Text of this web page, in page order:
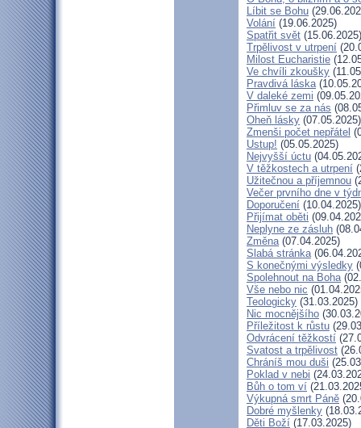
Líbit se Bohu
Volání (19.06.2025)
Spatřit svět (15.06.2025)
Trpělivost v utrpení
Milost Eucharistie
Ve chvíli zkoušky
Pravdivá láska
V daleké zemi
Přimluv se za nás
Oheň lásky (07.05.2025)
Zmenši počet nepřátel
Ustup! (05.05.2025)
Nejvyšší úctu
V těžkostech a utrpení
Užitečnou a příjemnou
Večer prvního dne v
Doporučení (10.04.2025)
Přijímat oběti
Neplyne ze zásluh
Změna(07.04.2025)
Slabá stránka
S konečnými výsledky
Spolehnout na Boha
Vše nebo nic
Teologicky (31.03.2025)
Nic mocnějšího
Příležitost k růstu
Odvrácení těžkostí
Svatost a trpělivost
Chráníš mou duši
Poklad v nebi
Bůh o tom ví
Výkupná smrt Páně
Dobré myšlenky
Děti Boží (17.03.2025)